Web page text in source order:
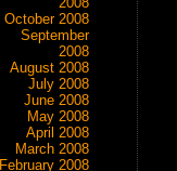
October 2008
September
2008
August 2008
July 2008
June 2008
May 2008
April 2008
March 2008
February 2008